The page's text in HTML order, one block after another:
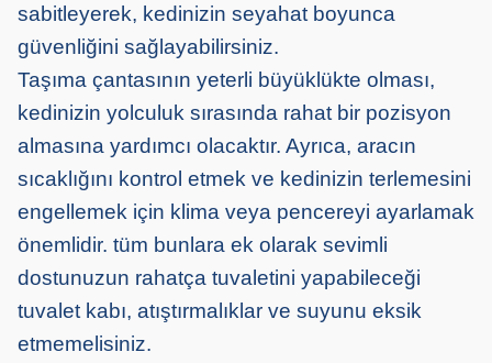
sabitleyerek, kedinizin seyahat boyunca
güvenliğini sağlayabilirsiniz.
Taşıma çantasının yeterli büyüklükte olması,
kedinizin yolculuk sırasında rahat bir pozisyon
almasına yardımcı olacaktır. Ayrıca, aracın
sıcaklığını kontrol etmek ve kedinizin terlemesini
engellemek için klima veya pencereyi ayarlamak
önemlidir. tüm bunlara ek olarak sevimli
dostunuzun rahatça tuvaletini yapabileceği
tuvalet kabı, atıştırmalıklar ve suyunu eksik
etmemelisiniz.